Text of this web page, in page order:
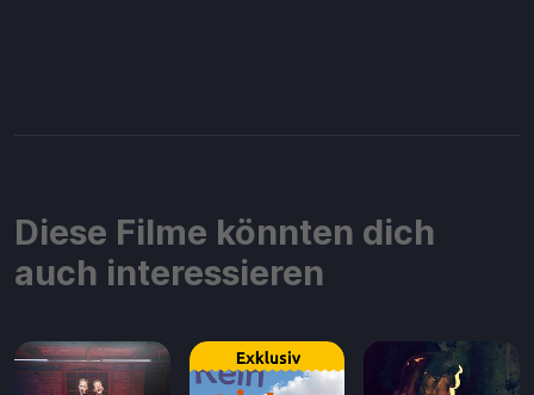
Diese Filme könnten dich
auch interessieren